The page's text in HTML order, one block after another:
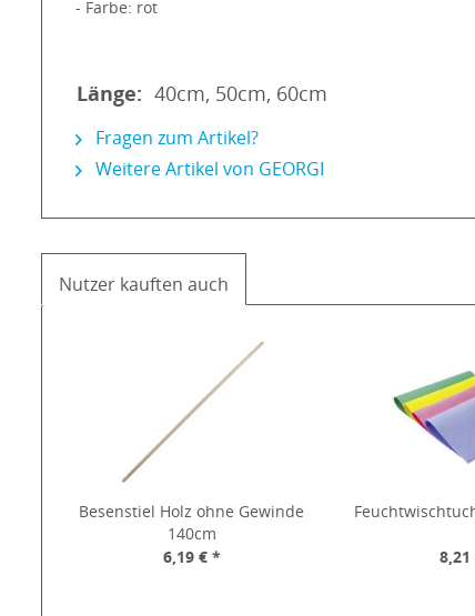
- Farbe: rot
Länge: 40cm, 50cm, 60cm
Fragen zum Artikel?
Weitere Artikel von GEORGI
Nutzer kauften auch
Besenstiel Holz ohne Gewinde
140cm
6,19 € *